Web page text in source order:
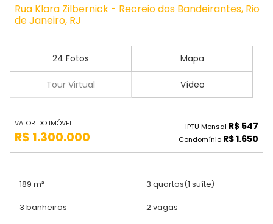
Rua Klara Zilbernick - Recreio dos Bandeirantes, Rio
de Janeiro, RJ
24 Fotos Mapa
Tour Virtual Vídeo
VALOR DO IMÓVEL
R$ 1.300.000
IPTU Mensal R$ 547
Condomínio R$ 1.650
189 m² 3 quartos(1 suíte)
3 banheiros 2 vagas